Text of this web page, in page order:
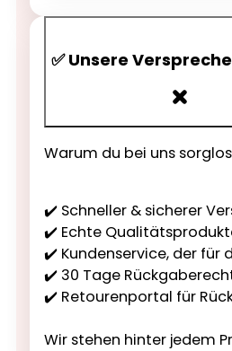
✅ Unsere
Warum du bei uns
✔️ Schneller & sicherer
✔️ Echte
✔️ Kundenservice, der für
✔️ 30 Tage
✔️ Retourenportal für
Wir stehen hinter jedem